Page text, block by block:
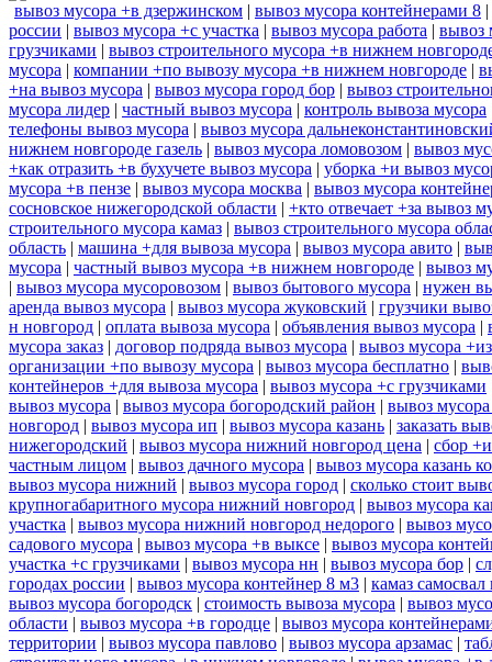
вывоз мусора +в дзержинском | вывоз мусора контейнерами 8 |
россии | вывоз мусора +с участка | вывоз мусора работа | вывоз
грузчиками | вывоз строительного мусора +в нижнем
мусора | компании +по вывозу мусора +в нижнем новгороде |
+на вывоз мусора | вывоз мусора город бор | вывоз
мусора лидер | частный вывоз мусора | контроль вывоза мусора
телефоны вывоз мусора | вывоз мусора
нижнем новгороде газель | вывоз мусора ломовозом | вывоз
+как отразить +в бухучете вывоз мусора | уборка +и вывоз
мусора +в пензе | вывоз мусора москва | вывоз мусора
сосновское нижегородской области | +кто отвечает +за вывоз
строительного мусора камаз | вывоз строительного мусора
область | машина +для вывоза мусора | вывоз мусора авито |
мусора | частный вывоз мусора +в нижнем новгороде | вывоз
| вывоз мусора мусоровозом | вывоз бытового мусора | нужен
аренда вывоз мусора | вывоз мусора жуковский | грузчики
н новгород | оплата вывоза мусора | объявления вывоз мусора |
мусора заказ | договор подряда вывоз мусора | вывоз мусора
организации +по вывозу мусора | вывоз мусора бесплатно |
контейнеров +для вывоза мусора | вывоз мусора +с грузчиками
вывоз мусора | вывоз мусора богородский район | вывоз
новгород | вывоз мусора ип | вывоз мусора казань | заказать
нижегородский | вывоз мусора нижний новгород цена | сбор
частным лицом | вывоз дачного мусора | вывоз мусора казань
вывоз мусора нижний | вывоз мусора город | сколько стоит
крупногабаритного мусора нижний новгород | вывоз мусора
участка | вывоз мусора нижний новгород недорого | вывоз
садового мусора | вывоз мусора +в выксе | вывоз мусора
участка +с грузчиками | вывоз мусора нн | вывоз мусора бор |
городах россии | вывоз мусора контейнер 8 м3 | камаз
вывоз мусора богородск | стоимость вывоза мусора | вывоз
области | вывоз мусора +в городце | вывоз мусора
территории | вывоз мусора павлово | вывоз мусора арзамас |